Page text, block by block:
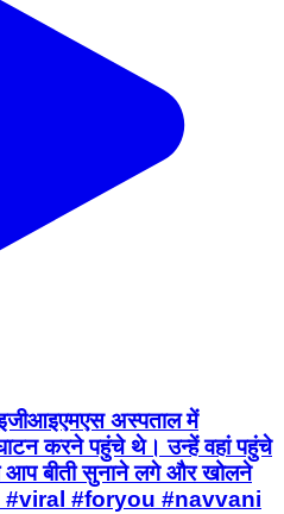
अस्पताल में
करने पहुंचे थे। उन्हें वहां पहुंचे
आप बीती सुनाने लगे और खोलने
.. #viral #foryou #navvani